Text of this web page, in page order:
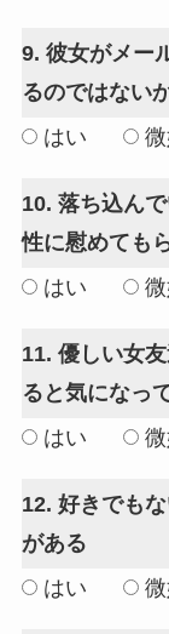
9. 彼女がメー
るのではない
はい
微
10. 落ち込ん
性に慰めても
はい
微
11. 優しい女
ると気になっ
はい
微
12. 好きでも
がある
はい
微